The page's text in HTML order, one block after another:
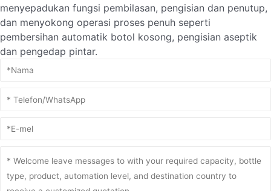
menyepadukan fungsi pembilasan, pengisian dan penutup,
dan menyokong operasi proses penuh seperti
pembersihan automatik botol kosong, pengisian aseptik
dan pengedap pintar.